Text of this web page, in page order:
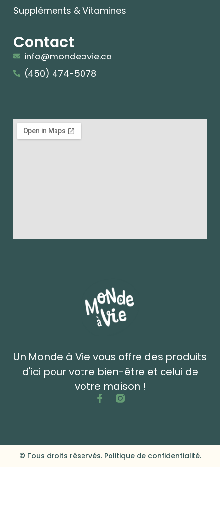
Un Monde à Vie vous offre des produits
d'ici pour votre bien-être et celui de
votre maison !
Suppléments & Vitamines
Contact
info@mondeavie.ca
(450) 474-5078
© Tous droits réservés. Politique de confidentialité.